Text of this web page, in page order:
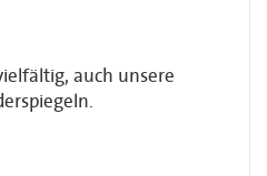
auch unsere